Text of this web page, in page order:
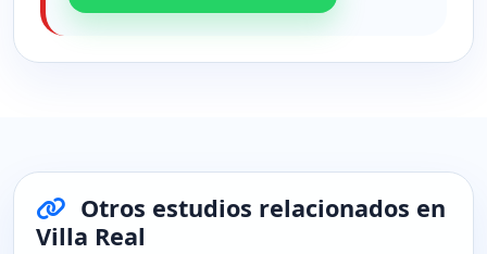
Otros estudios relacionados en
Villa Real